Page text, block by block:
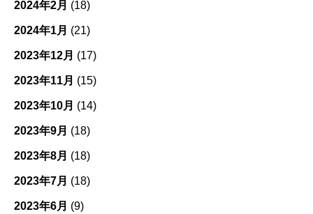
2024年2月 (18)
2024年1月 (21)
2023年12月 (17)
2023年11月 (15)
2023年10月 (14)
2023年9月 (18)
2023年8月 (18)
2023年7月 (18)
2023年6月 (9)